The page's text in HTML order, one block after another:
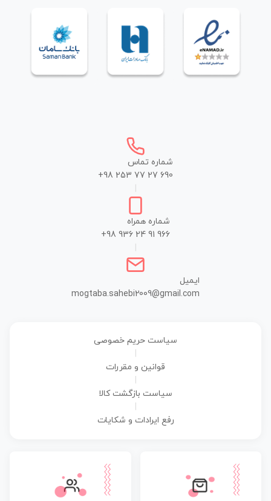
شماره تماس
+98 253 77 27 690
شماره همراه
+98 936 24 91 966
ایمیل
mogtaba.sahebi2009@gmail.com
سیاست حریم خصوصی
قوانین و مقررات
سیاست بازگشت کالا
رفع ایرادات و شکایات